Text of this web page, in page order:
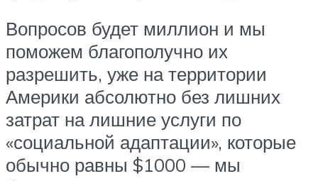
Вопросов будет миллион и мы
поможем благополучно их
разрешить, уже на территории
Америки абсолютно без лишних
затрат на лишние услуги по
«социальной адаптации», которые
обычно равны $1000 — мы